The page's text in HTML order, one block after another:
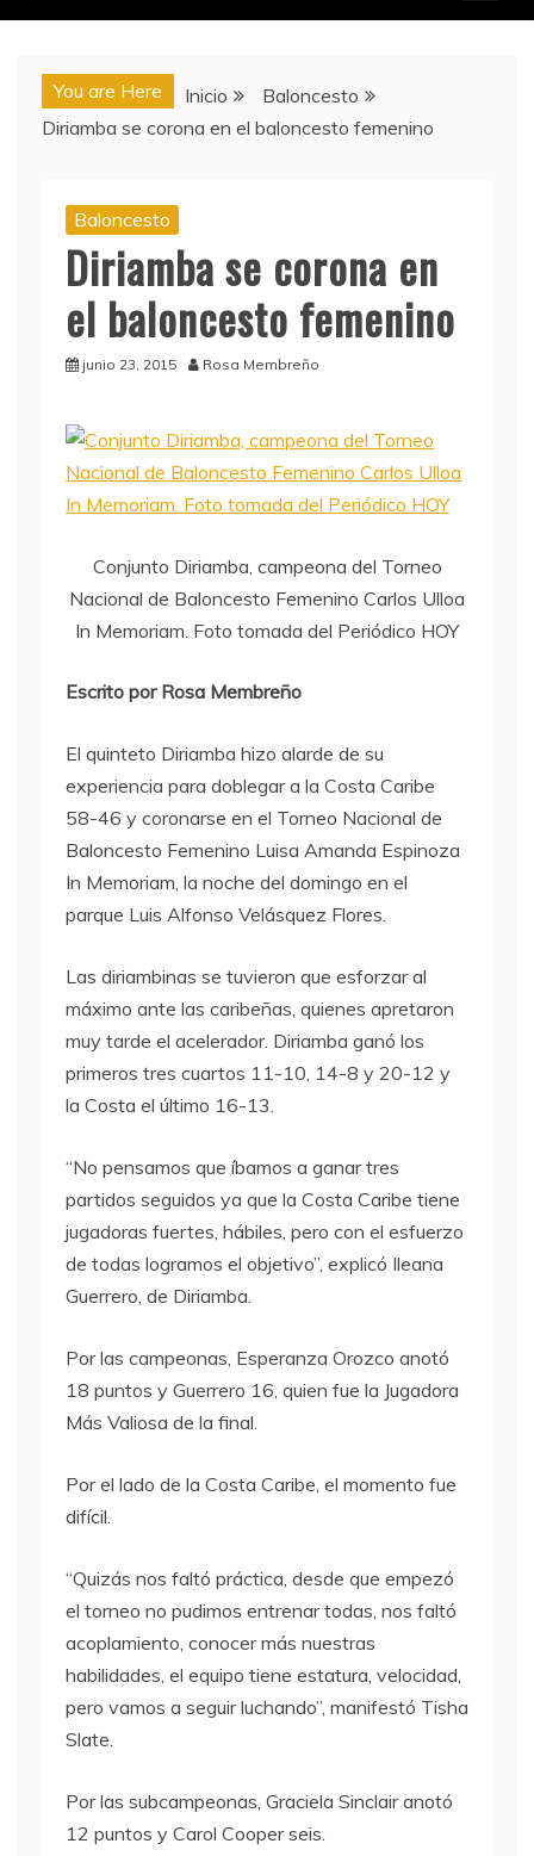
You are Here Inicio
Baloncesto
Diriamba se corona en el baloncesto femenino
Baloncesto
Diriamba se corona en
el baloncesto femenino
junio 23, 2015 Rosa Membreño
Conjunto Diriamba, campeona del Torneo
Nacional de Baloncesto Femenino Carlos Ulloa
In Memoriam. Foto tomada del Periódico HOY
Escrito por Rosa Membreño
El quinteto Diriamba hizo alarde de su
experiencia para doblegar a la Costa Caribe
58-46 y coronarse en el Torneo Nacional de
Baloncesto Femenino Luisa Amanda Espinoza
In Memoriam, la noche del domingo en el
parque Luis Alfonso Velásquez Flores.
Las diriambinas se tuvieron que esforzar al
máximo ante las caribeñas, quienes apretaron
muy tarde el acelerador. Diriamba ganó los
primeros tres cuartos 11-10, 14-8 y 20-12 y
la Costa el último 16-13.
“No pensamos que íbamos a ganar tres
partidos seguidos ya que la Costa Caribe tiene
jugadoras fuertes, hábiles, pero con el esfuerzo
de todas logramos el objetivo”, explicó Ileana
Guerrero, de Diriamba.
Por las campeonas, Esperanza Orozco anotó
18 puntos y Guerrero 16, quien fue la Jugadora
Más Valiosa de la final.
Por el lado de la Costa Caribe, el momento fue
difícil.
“Quizás nos faltó práctica, desde que empezó
el torneo no pudimos entrenar todas, nos faltó
acoplamiento, conocer más nuestras
habilidades, el equipo tiene estatura, velocidad,
pero vamos a seguir luchando”, manifestó Tisha
Slate.
Por las subcampeonas, Graciela Sinclair anotó
12 puntos y Carol Cooper seis.